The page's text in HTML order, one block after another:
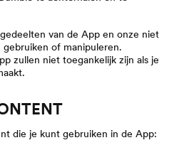
van de App en onze niet
of manipuleren.
zullen niet toegankelijk zijn als je
die je kunt gebruiken in de App: